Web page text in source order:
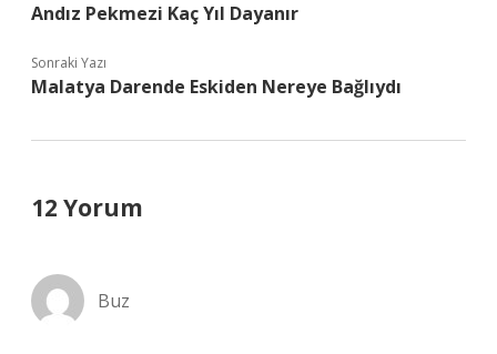
Andız Pekmezi Kaç Yıl Dayanır
Sonraki Yazı
Malatya Darende Eskiden Nereye Bağlıydı
12 Yorum
Buz